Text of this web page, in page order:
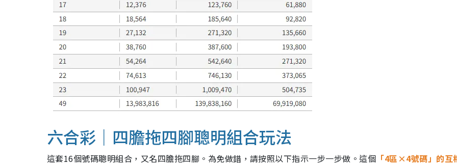
六合彩｜四膽拖四腳聰明組合玩法
這套16個號碼聰明組合，又名四膽拖四腳。為免做錯，請按照以下指示一步一步做。這個 「4區×4號碼」的互